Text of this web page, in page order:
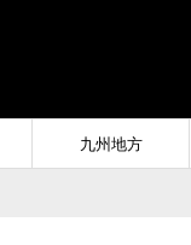
九州地方